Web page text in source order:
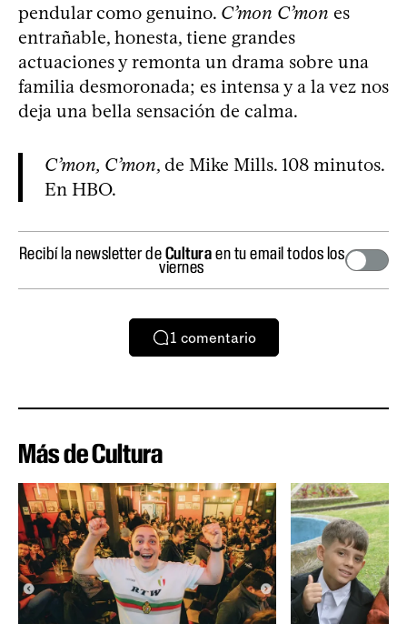
pendular como genuino. C’mon C’mon es
entrañable, honesta, tiene grandes
actuaciones y remonta un drama sobre una
familia desmoronada; es intensa y a la vez nos
deja una bella sensación de calma.
C’mon, C’mon, de Mike Mills. 108 minutos.
En HBO.
Recibí la newsletter deCulturaen tu email todos los
viernes
1 comentario
Más de Cultura